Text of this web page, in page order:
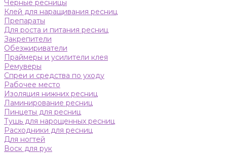
Черные ресницы
Клей для наращивания ресниц
Препараты
Для роста и питания ресниц
Закрепители
Обезжириватели
Праймеры и усилители клея
Ремуверы
Спреи и средства по уходу
Рабочее место
Изоляция нижних ресниц
Ламинирование ресниц
Пинцеты для ресниц
Тушь для нарощенных ресниц
Расходники для ресниц
Для ногтей
Воск для рук